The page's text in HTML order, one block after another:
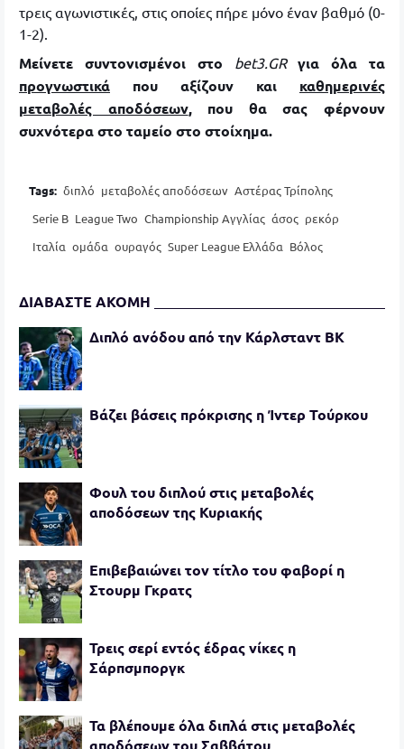
τρεις αγωνιστικές, στις οποίες πήρε μόνο έναν βαθμό (0-
1-2).
Μείνετε συντονισμένοι στο bet3.GRγια όλα τα
προγνωστικά που αξίζουν και καθημερινές
μεταβολές αποδόσεων, που θα σας φέρνουν
συχνότερα στο ταμείο στο στοίχημα.
Tags: διπλό μεταβολές αποδόσεων Αστέρας Τρίπολης
Serie B League Two Championship Αγγλίας άσος ρεκόρ
Ιταλία ομάδα ουραγός Super League Ελλάδα Βόλος
ΔΙΑΒΑΣΤΕ ΑΚΟΜΗ
Διπλό ανόδου από την Κάρλσταντ BK
Βάζει βάσεις πρόκρισης η Ίντερ Τούρκου
Φουλ του διπλού στις μεταβολές
αποδόσεων της Κυριακής
Επιβεβαιώνει τον τίτλο του φαβορί η
Στουρμ Γκρατς
Τρεις σερί εντός έδρας νίκες η
Σάρπσμποργκ
Τα βλέπουμε όλα διπλά στις μεταβολές
αποδόσεων του Σαββάτου